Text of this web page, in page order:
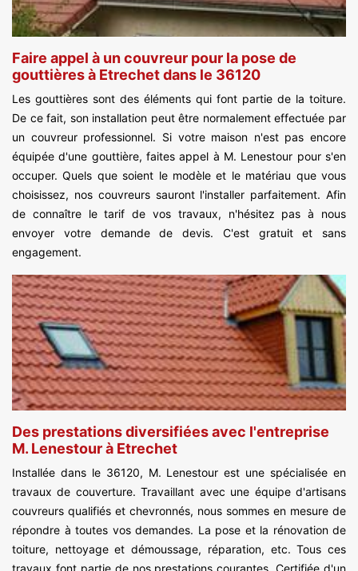
Faire appel à un couvreur pour la pose de
gouttières à Etrechet dans le 36120
Les gouttières sont des éléments qui font partie de la toiture.
De ce fait, son installation peut être normalement effectuée par
un couvreur professionnel. Si votre maison n'est pas encore
équipée d'une gouttière, faites appel à M. Lenestour pour s'en
occuper. Quels que soient le modèle et le matériau que vous
choisissez, nos couvreurs sauront l'installer parfaitement. Afin
de connaître le tarif de vos travaux, n'hésitez pas à nous
envoyer votre demande de devis. C'est gratuit et sans
engagement.
Des prestations diversifiées avec l'entreprise
M. Lenestour à Etrechet
Installée dans le 36120, M. Lenestour est une spécialisée en
travaux de couverture. Travaillant avec une équipe d'artisans
couvreurs qualifiés et chevronnés, nous sommes en mesure de
répondre à toutes vos demandes. La pose et la rénovation de
toiture, nettoyage et démoussage, réparation, etc. Tous ces